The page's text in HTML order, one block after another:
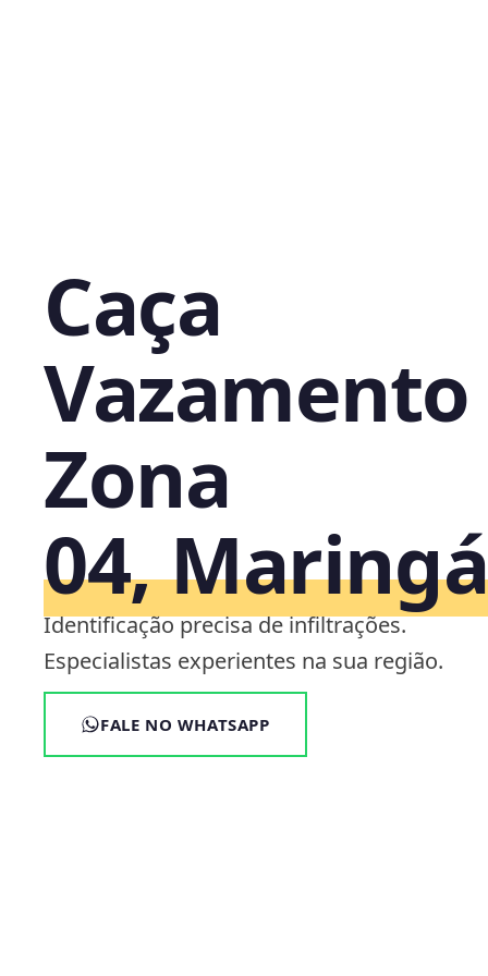
Caça
Zona
04,
Identificação precisa de infiltrações.
Especialistas experientes na sua região.
FALE NO WHATSAPP